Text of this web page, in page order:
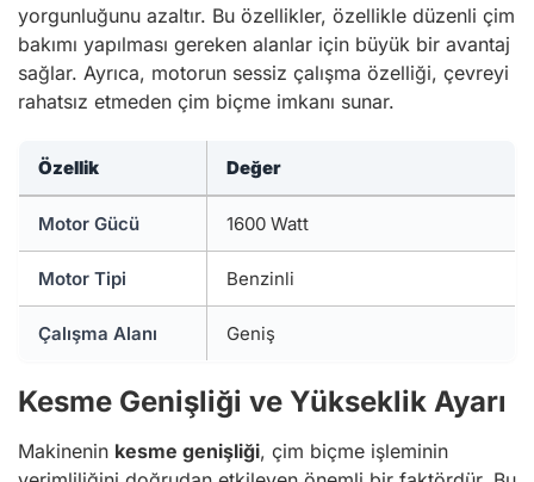
yorgunluğunu azaltır. Bu özellikler, özellikle düzenli çim
bakımı yapılması gereken alanlar için büyük bir avantaj
sağlar. Ayrıca, motorun sessiz çalışma özelliği, çevreyi
rahatsız etmeden çim biçme imkanı sunar.
Özellik Değer
Motor Gücü 1600 Watt
Motor Tipi Benzinli
Çalışma Alanı Geniş
Kesme Genişliği ve Yükseklik Ayarı
Makinenin kesme genişliği, çim biçme işleminin